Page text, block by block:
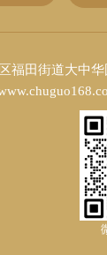
福田街道大中